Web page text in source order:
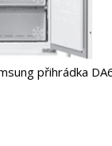
přihrádka